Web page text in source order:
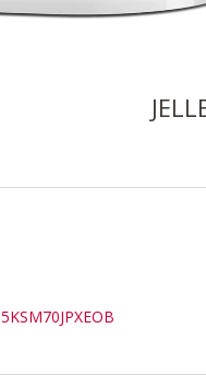
5KSM70JPXEOB